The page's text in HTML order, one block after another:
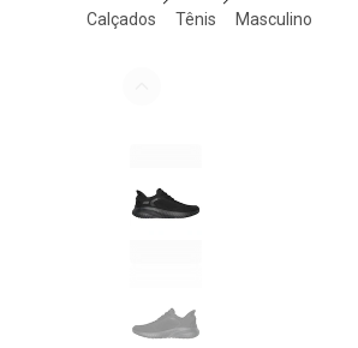
calçados tênis masculino